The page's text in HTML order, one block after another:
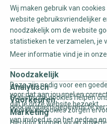
Wij maken gebruik van
website gebruiksvriendelijker
noodzakelijk om de website
statistieken te verzamelen, je
Meer informatie vind je in onze
Noodzakelijk
Deze zijn nodig voor een
voor dat aan jou snel en
dat je onze website bezoekt.
Analytisch
Statistische cookies helpen
door anoniem gegevens te
Voorkeuren
Voorkeurscookies zorgen
van invloed is op het gedrag
Marketing